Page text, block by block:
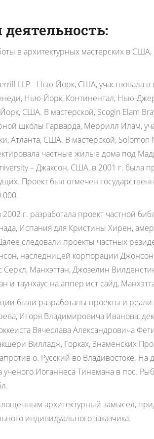
в архитектурных мастерских в
LLP - Нью-Йорк, США, участвовала в
Нью-Йорк, Континентал, Нью-
США. В мастерской, Scogin Elam
школы Гарварда, Меррилл Илам,
Атланта, США. В мастерской, Solomon
частные жилые дома под
– Джаксон, США, в 2001 г. была
Проект был отмечен
000.
г. разработала проект частной
Испания для Кристины Хирен,
следовали проекты частных
наследницей корпорации
Манхэттан, Джозелин
таунхаус на аппер ист сайд,
были разработаны проекты и
Игоря Владимировича Иванова,
Вячеслава Александровича
Вилладж, Горках, Знаменских
о. Русский во Владивостоке.
ученого Иоганнеса Тинемана в пос.
архитектурный замысел,
индивидуального заказчика.